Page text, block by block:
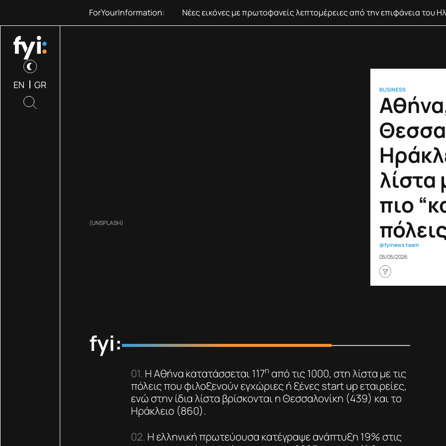
EN GR
ForYourInformation: Νέες εικόνες με πρωτοφανείς λεπτομέρειες από την επιφάνεια του
(UNSPLASH)
BUSINESS
λίστα
πιο
@fyinews team
05/05/2026
fyi:
Η Αθήνα κατατάσσεται 117η από τις 1000, στη λίστα με τις
πόλεις που φιλοξενούν εγχώριες ή ξένες start up εταιρείες,
ενώ στην ίδια λίστα βρίσκονται η Θεσσαλονίκη (439) και το
Ηράκλειο (860).
H ελληνική πρωτεύουσα κατέγραψε ανάπτυξη 19% στις